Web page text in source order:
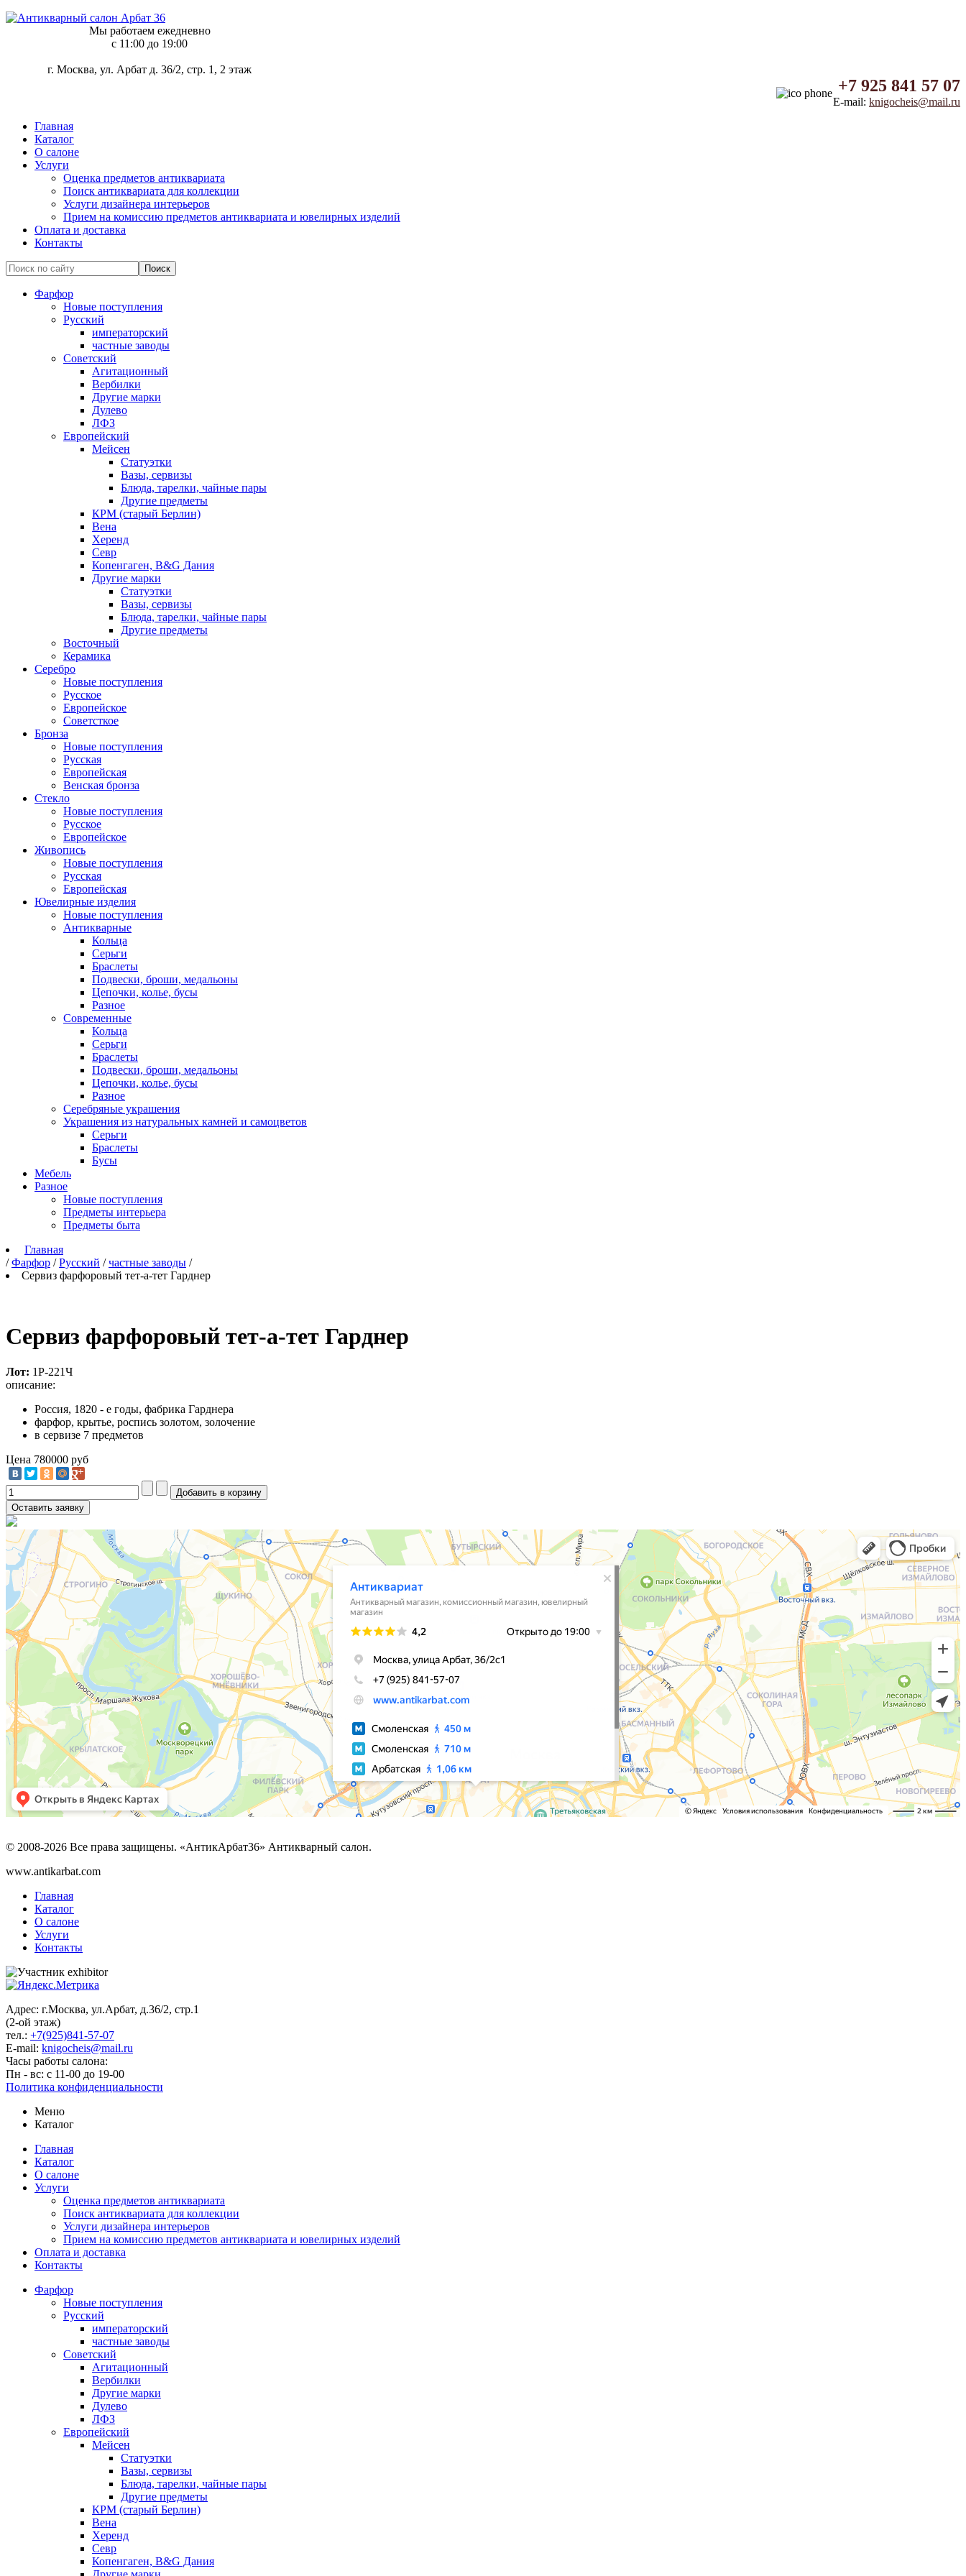
Мы работаем ежедневно
c 11:00 до 19:00
г. Москва, ул. Арбат д. 36/2, стр. 1, 2 этаж
+7 925 841 57 07
E-mail: knigocheis@mail.ru
Главная
Каталог
О салоне
Услуги
Оценка предметов антиквариата
Поиск антиквариата для коллекции
Услуги дизайнера интерьеров
Прием на комиссию предметов антиквариата и ювелирных изделий
Оплата и доставка
Контакты
Фарфор
Новые поступления
Русский
императорский
частные заводы
Советский
Агитационный
Вербилки
Другие марки
Дулево
ЛФЗ
Европейский
Мейсен
Статуэтки
Вазы, сервизы
Блюда, тарелки, чайные пары
Другие предметы
КРМ (старый Берлин)
Вена
Херенд
Севр
Копенгаген, B&G Дания
Другие марки
Статуэтки
Вазы, сервизы
Блюда, тарелки, чайные пары
Другие предметы
Восточный
Керамика
Серебро
Новые поступления
Русское
Европейское
Советсткое
Бронза
Новые поступления
Русская
Европейская
Венская бронза
Стекло
Новые поступления
Русское
Европейское
Живопись
Новые поступления
Русская
Европейская
Ювелирные изделия
Новые поступления
Антикварные
Кольца
Серьги
Браслеты
Подвески, броши, медальоны
Цепочки, колье, бусы
Разное
Современные
Кольца
Серьги
Браслеты
Подвески, броши, медальоны
Цепочки, колье, бусы
Разное
Серебряные украшения
Украшения из натуральных камней и самоцветов
Серьги
Браслеты
Бусы
Мебель
Разное
Новые поступления
Предметы интерьера
Предметы быта
Главная
/ Фарфор / Русский / частные заводы /
Сервиз фарфоровый тет-а-тет Гарднер
Сервиз фарфоровый тет-а-тет Гарднер
Лот: 1Р-221Ч
описание:
Россия, 1820 - е годы, фабрика Гарднера
фарфор, крытье, роспись золотом, золочение
в сервизе 7 предметов
Цена 780000 руб
© 2008-2026 Все права защищены. «АнтикАрбат36» Антикварный салон.
www.antikarbat.com
Главная
Каталог
О салоне
Услуги
Контакты
Адрес: г.Москва, ул.Арбат, д.36/2, стр.1
(2-ой этаж)
тел.: +7(925)841-57-07
E-mail: knigocheis@mail.ru
Часы работы салона:
Пн - вс: с 11-00 до 19-00
Политика конфиденциальности
Меню
Каталог
Главная
Каталог
О салоне
Услуги
Оценка предметов антиквариата
Поиск антиквариата для коллекции
Услуги дизайнера интерьеров
Прием на комиссию предметов антиквариата и ювелирных изделий
Оплата и доставка
Контакты
Фарфор
Новые поступления
Русский
императорский
частные заводы
Советский
Агитационный
Вербилки
Другие марки
Дулево
ЛФЗ
Европейский
Мейсен
Статуэтки
Вазы, сервизы
Блюда, тарелки, чайные пары
Другие предметы
КРМ (старый Берлин)
Вена
Херенд
Севр
Копенгаген, B&G Дания